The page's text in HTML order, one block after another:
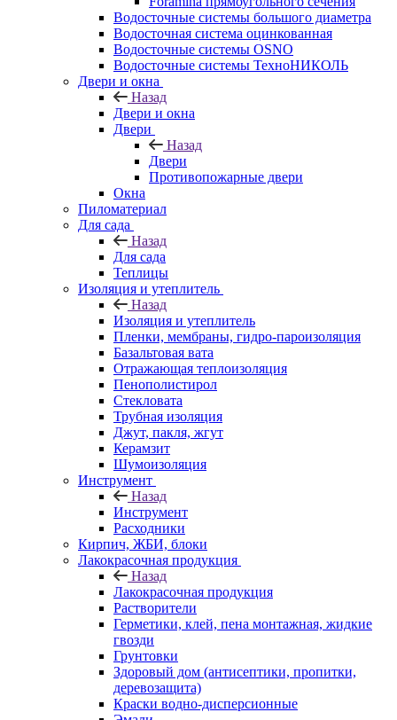
Водосточные системы большого диаметра
Водосточная система оцинкованная
Водосточные системы OSNO
Водосточные системы ТехноНИКОЛЬ
Двери и окна
Назад
Двери и окна
Двери
Назад
Двери
Противопожарные двери
Окна
Пиломатериал
Для сада
Назад
Для сада
Теплицы
Изоляция и утеплитель
Назад
Изоляция и утеплитель
Пленки, мембраны, гидро-пароизоляция
Базальтовая вата
Отражающая теплоизоляция
Пенополистирол
Стекловата
Трубная изоляция
Джут, пакля, жгут
Керамзит
Шумоизоляция
Инструмент
Назад
Инструмент
Расходники
Кирпич, ЖБИ, блоки
Лакокрасочная продукция
Назад
Лакокрасочная продукция
Растворители
Герметики, клей, пена монтажная, жидкие
гвозди
Грунтовки
Здоровый дом (антисептики, пропитки,
деревозащита)
Краски водно-дисперсионные